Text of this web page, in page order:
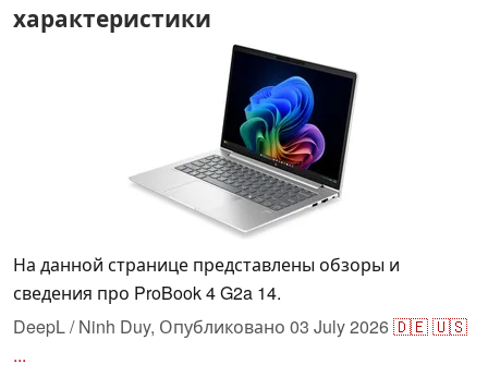
характеристики
На данной странице представлены обзоры и
сведения про ProBook 4 G2a 14.
DeepL / Ninh Duy, Опубликовано 03 July 2026🇩🇪🇺🇸
...